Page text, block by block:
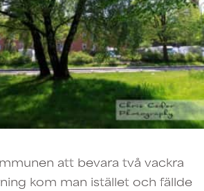
att bevara två vackra
kom man istället och fällde